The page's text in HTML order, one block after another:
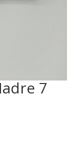
7